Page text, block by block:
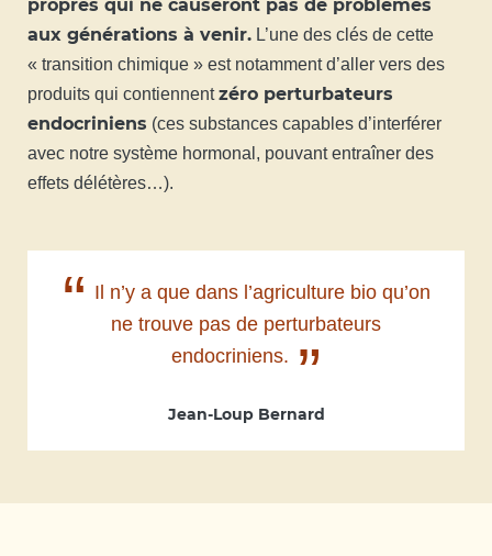
propres qui ne causeront pas de problèmes
aux générations à venir. L’une des clés de cette
« transition chimique » est notamment d’aller vers des
produits qui contiennentzéro perturbateurs
endocriniens (ces substances capables d’interférer
avec notre système hormonal, pouvant entraîner des
effets délétères…).
“ Il n’y a que dans l’agriculture bio qu’on
ne trouve pas de perturbateurs
endocriniens. ”
Jean-Loup Bernard